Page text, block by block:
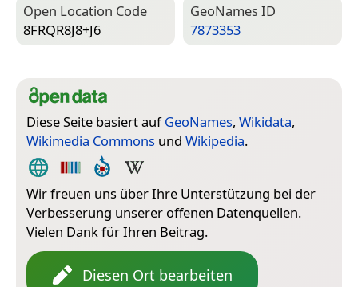
Open Location Code
8FRQR8J8+J6
Geo­Names ID
7873353
Diese Seite basiert aufGeoNames, Wikidata,
Wikimedia Commons und Wikipedia.
Wir freuen uns über Ihre Unterstützung bei der
Verbesserung unserer offenen Datenquellen.
Vielen Dank für Ihren Beitrag.
Diesen Ort bearbeiten